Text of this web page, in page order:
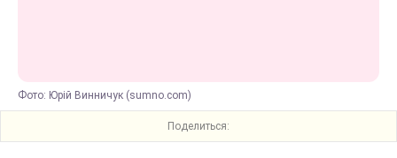
Фото: Юрій Винничук (sumno.com)
Поделиться: